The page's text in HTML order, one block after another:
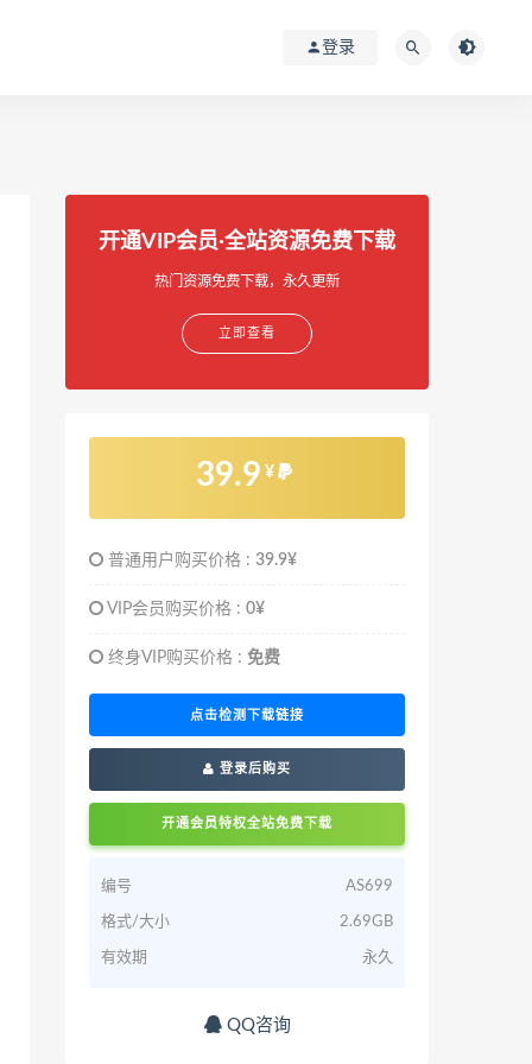
登录
开通VIP会员·全站资源免费下载
热门资源免费下载，永久更新
立即查看
39.9 ¥
普通用户购买价格 : 39.9¥
VIP会员购买价格 : 0¥
终身VIP购买价格 : 免费
点击检测下载链接
登录后购买
开通会员特权全站免费下载
编号 AS699
格式/大小 2.69GB
有效期 永久
QQ咨询